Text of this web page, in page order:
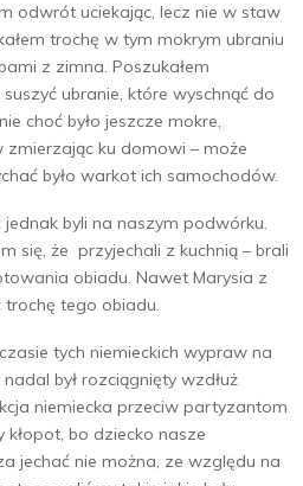
odwrót uciekając, lecz nie w staw
trochę w tym mokrym ubraniu
z zimna. Poszukałem
ubranie, które wyschnąć do
choć było jeszcze mokre,
zmierzając ku domowi – może
było warkot ich samochodów.
jednak byli na naszym podwórku.
się, że przyjechali z kuchnią – brali
obiadu. Nawet Marysia z
trochę tego obiadu.
tych niemieckich wypraw na
był rozciągnięty wzdłuż
niemiecka przeciw partyzantom
bo dziecko nasze
jechać nie można, ze względu na